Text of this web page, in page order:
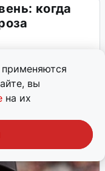
вы
на их
что